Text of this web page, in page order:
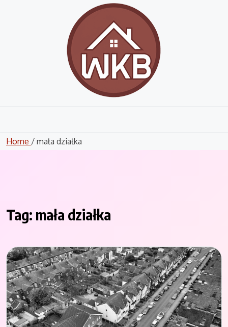
Home / mała działka
Tag: mała działka